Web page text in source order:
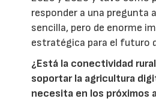
responder a una pregunta
sencilla, pero de enorme
estratégica para el futuro
¿Está la conectividad
soportar la agricultura
necesita en los próximos